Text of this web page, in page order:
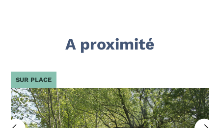
A proximité
SUR PLACE